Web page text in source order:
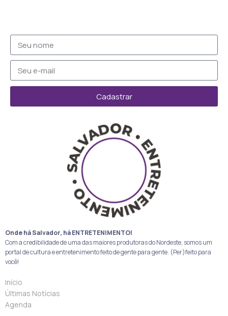
Cadastrar
Onde há Salvador, há ENTRETENIMENTO!
Com a credibilidade de uma das maiores produtoras do Nordeste, somos um
portal de cultura e entretenimento feito de gente para gente. (Per)feito para
você!
Início
Últimas Notícias
Agenda